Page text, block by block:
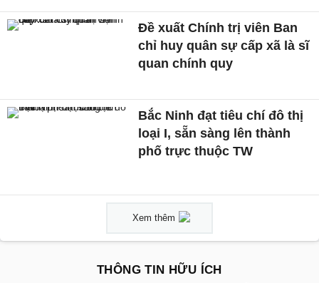
Đề xuất Chính trị viên Ban
chỉ huy quân sự cấp xã là sĩ
quan chính quy
Bắc Ninh đạt tiêu chí đô thị
loại I, sẵn sàng lên thành
phố trực thuộc TW
Xem thêm
THÔNG TIN HỮU ÍCH